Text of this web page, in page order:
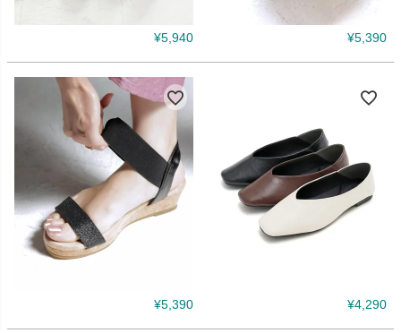
¥5,940 ¥5,390
¥5,390 ¥4,290